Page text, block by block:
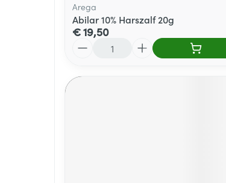
Arega
Abilar 10% Harszalf 20g
€ 19,50